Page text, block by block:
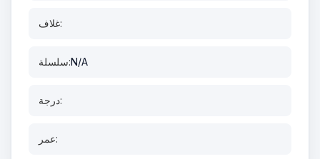
غلاف:
سلسلة:N/A
درجة:
عمر: